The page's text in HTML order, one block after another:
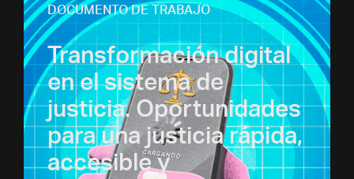
DOCUMENTO DE TRABAJO
Transformación digital
en el sistema de
justicia. Oportunidades
para una justicia rápida,
accesible y